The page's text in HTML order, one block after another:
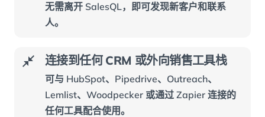
无需离开 SalesQL，即可发现新客户和联系
人。
连接到任何 CRM 或外向销售工具栈
可与 HubSpot、Pipedrive、Outreach、
Lemlist、Woodpecker 或通过 Zapier 连接的
任何工具配合使用。